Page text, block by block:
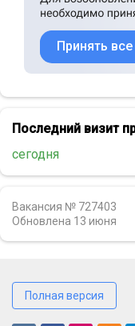
Принять
Последний визит
сегодня
Вакансия № 727403
Обновлена 13 июня
Полная версия